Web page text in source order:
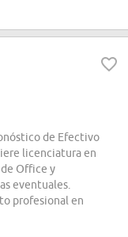
de Efectivo
licenciatura en
Office y
eventuales.
profesional en